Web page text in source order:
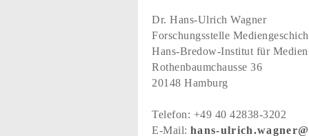
Dr. Hans-Ulrich Wagner
Forschungsstelle
Hans-Bredow-Institut für
Rothenbaumchausse 36
20148 Hamburg
Telefon: +49 40 42838-3202
E-Mail: hans-